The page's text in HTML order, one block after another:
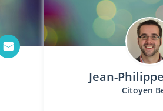
Jean-
Citoyen